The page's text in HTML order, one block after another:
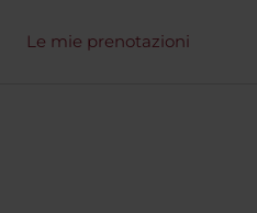
Le mie prenotazioni